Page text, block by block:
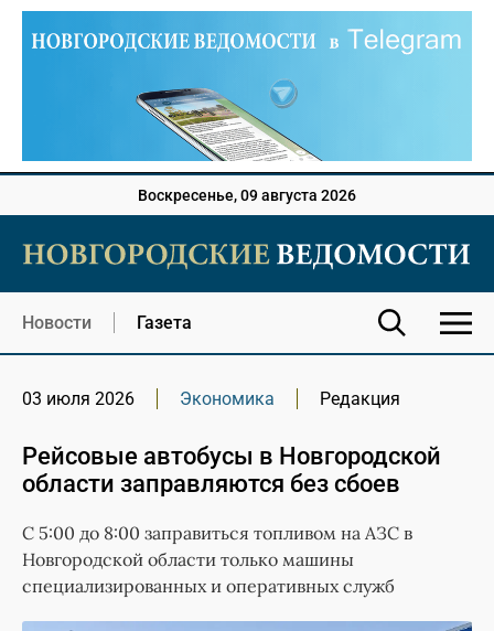
Воскресенье, 09 августа 2026
Новости Газета
03 июля 2026 Экономика Редакция
Рейсовые автобусы в Новгородской
области заправляются без сбоев
С 5:00 до 8:00 заправиться топливом на АЗС в
Новгородской области только машины
специализированных и оперативных служб